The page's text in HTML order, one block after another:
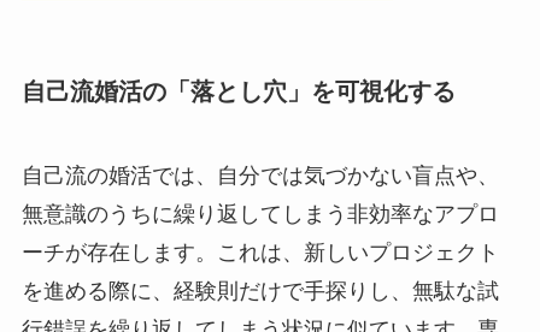
自己流婚活の「落とし穴」を可視化する
自己流の婚活では、自分では気づかない盲点や、
無意識のうちに繰り返してしまう非効率なアプロ
ーチが存在します。これは、新しいプロジェクト
を進める際に、経験則だけで手探りし、無駄な試